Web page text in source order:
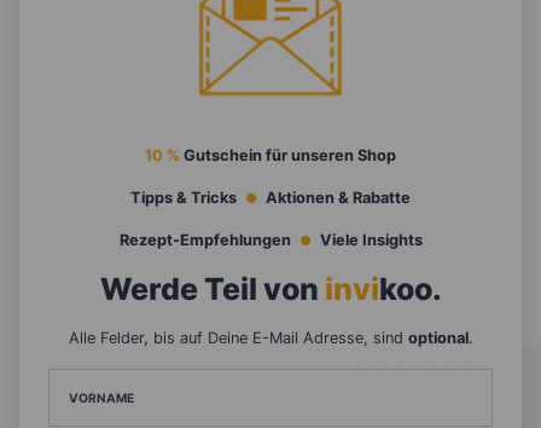
10 % Gutschein für unseren Shop
Tipps & Tricks Aktionen & Rabatte
Rezept-Empfehlungen Viele Insights
Werde Teil von invikoo.
Alle Felder, bis auf Deine E-Mail Adresse, sind optional.
VORNAME